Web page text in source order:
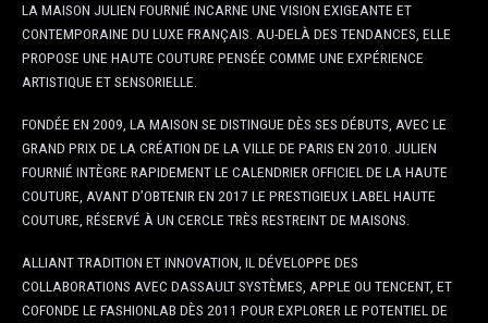
LA MAISON JULIEN FOURNIÉ INCARNE UNE VISION EXIGEANTE ET
CONTEMPORAINE DU LUXE FRANÇAIS. AU-DELÀ DES TENDANCES, ELLE
PROPOSE UNE HAUTE COUTURE PENSÉE COMME UNE EXPÉRIENCE
ARTISTIQUE ET SENSORIELLE.
FONDÉE EN 2009, LA MAISON SE DISTINGUE DÈS SES DÉBUTS, AVEC LE
GRAND PRIX DE LA CRÉATION DE LA VILLE DE PARIS EN 2010. JULIEN
FOURNIÉ INTÈGRE RAPIDEMENT LE CALENDRIER OFFICIEL DE LA HAUTE
COUTURE, AVANT D’OBTENIR EN 2017 LE PRESTIGIEUX LABEL HAUTE
COUTURE , RÉSERVÉ À UN CERCLE TRÈS RESTREINT DE MAISONS.
ALLIANT TRADITION ET INNOVATION, IL DÉVELOPPE DES
COLLABORATIONS AVEC DASSAULT SYSTÈMES, APPLE OU TENCENT, ET
COFONDE LE FASHIONLAB DÈS 2011 POUR EXPLORER LE POTENTIEL DE